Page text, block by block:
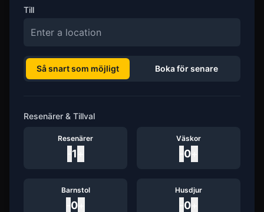
Till
Så snart som möjligt Boka för senare
Resenärer & Tillval
Resenärer
1
Väskor
0
Barnstol
0
Husdjur
0